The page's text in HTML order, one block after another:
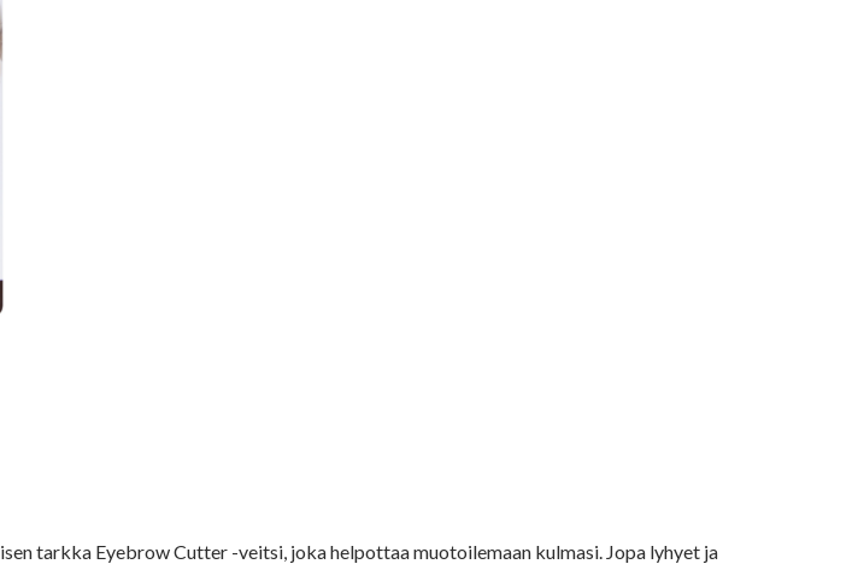
tarkka Eyebrow Cutter -veitsi, joka helpottaa muotoilemaan kulmasi. Jopa lyhyet ja